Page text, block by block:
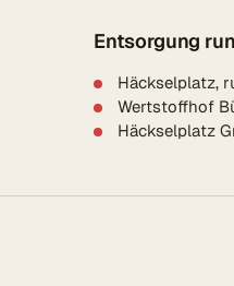
Entsorgung
Häckselplatz,
Wertstoffhof
Häckselplatz